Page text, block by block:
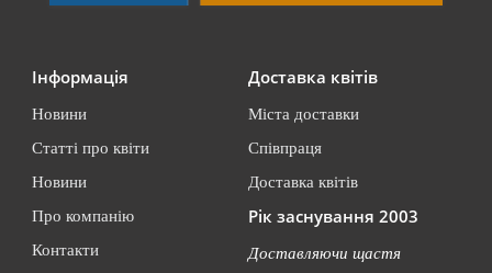
Інформація
Новини
Статті про квіти
Новини
Про компанію
Контакти
Доставка квітів
Міста доставки
Співпраця
Доставка квітів
Рік заснування 2003
Доставляючи щастя